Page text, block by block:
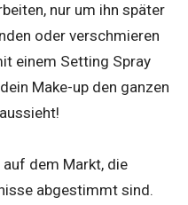
nur um ihn später
oder verschmieren
einem Setting Spray
Make-up den ganzen
dem Markt, die
abgestimmt sind.